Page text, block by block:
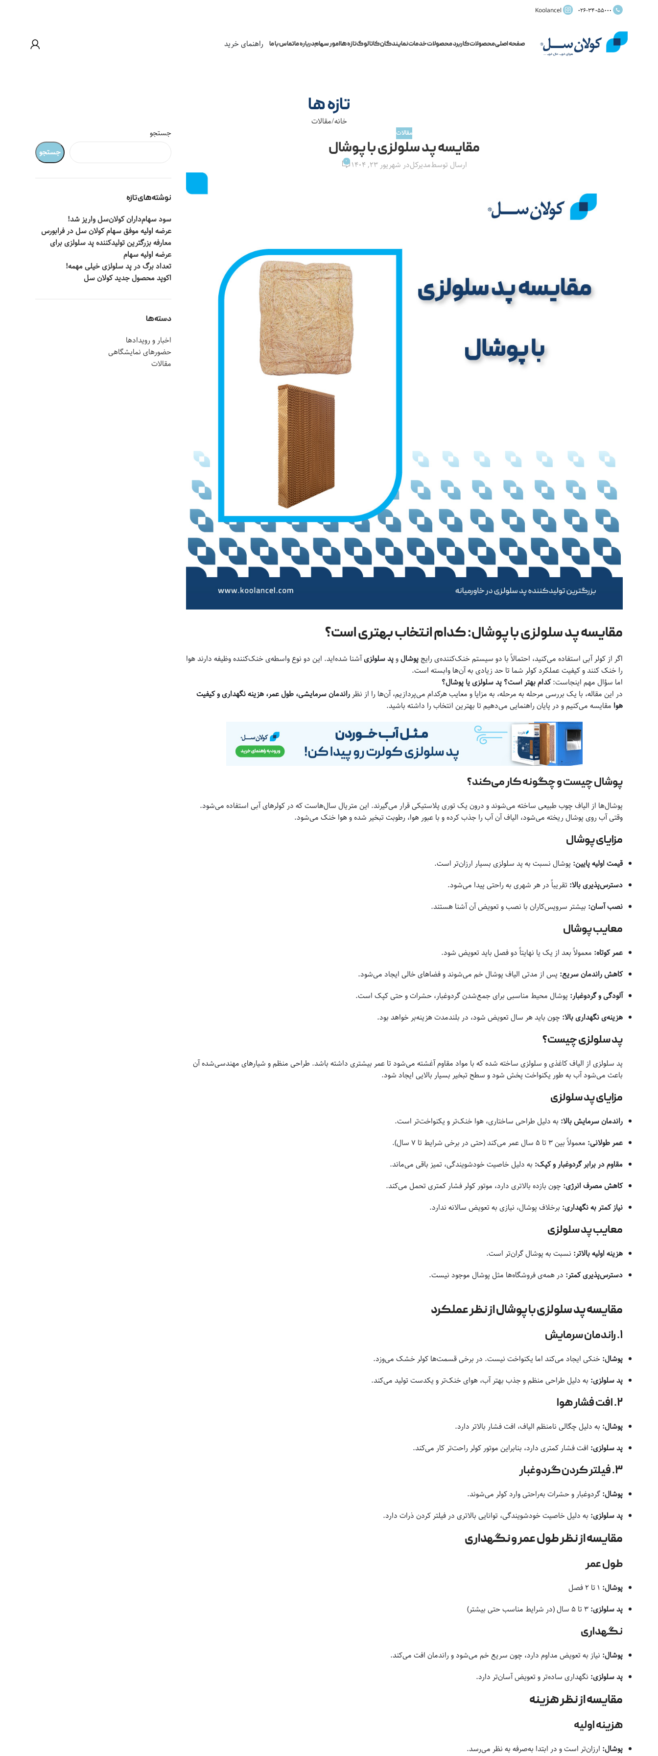
صفحه اصلیمحصولاتکاربرد محصولاتخدماتنمایندگانکاتالوگتازه هاامور سهامدرباره ماتماس با ما راهنمای خرید
تازه ها
خانه مقالات
مقالات
مقایسه پد سلولزی با پوشال
ارسال توسطمدیرکلدر شهریور ۲۳, ۱۴۰۴ 0
مقایسه پد سلولزی با پوشال: کدام انتخاب بهتری است؟
اگر از کولر آبی استفاده می‌کنید، احتمالاً با دو سیستم خنک‌کننده‌ی رایجپوشالوپد سلولزیآشنا شده‌اید. این دو نوع واسطه‌ی خنک‌کننده وظیفه دارند هوا
را خنک کنند و کیفیت عملکرد کولر شما تا حد زیادی به آن‌ها وابسته است.
اما سؤال مهم اینجاست:کدام بهتر است؟ پد سلولزی یا پوشال؟
در این مقاله، با یک بررسی مرحله به مرحله، به مزایا و معایب هرکدام می‌پردازیم، آن‌ها را از نظرراندمان سرمایشی، طول عمر، هزینه نگهداری و کیفیت
هوا مقایسه می‌کنیم و در پایان راهنمایی می‌دهیم تا بهترین انتخاب را داشته باشید.
پوشال چیست و چگونه کار می‌کند؟
پوشال‌ها از الیاف چوب طبیعی ساخته می‌شوند و درون یک توری پلاستیکی قرار می‌گیرند. این متریال سال‌هاست که در کولرهای آبی استفاده می‌شود.
وقتی آب روی پوشال ریخته می‌شود، الیاف آن آب را جذب کرده و با عبور هوا، رطوبت تبخیر شده و هوا خنک می‌شود.
مزایای پوشال
قیمت اولیه پایین: پوشال نسبت به پد سلولزی بسیار ارزان‌تر است.
دسترس‌پذیری بالا: تقریباً در هر شهری به راحتی پیدا می‌شود.
نصب آسان: بیشتر سرویس‌کاران با نصب و تعویض آن آشنا هستند.
معایب پوشال
عمر کوتاه: معمولاً بعد از یک یا نهایتاً دو فصل باید تعویض شود.
کاهش راندمان سریع: پس از مدتی الیاف پوشال خم می‌شوند و فضاهای خالی ایجاد می‌شود.
آلودگی و گردوغبار: پوشال محیط مناسبی برای جمع‌شدن گردوغبار، حشرات و حتی کپک است.
هزینه‌ی نگهداری بالا:چون باید هر سال تعویض شود، در بلندمدت هزینه‌بر خواهد بود.
پد سلولزی چیست؟
پد سلولزی از الیاف کاغذی و سلولزی ساخته شده که با مواد مقاوم آغشته می‌شود تا عمر بیشتری داشته باشد. طراحی منظم و شیارهای مهندسی‌شده آن
باعث می‌شود آب به طور یکنواخت پخش شود و سطح تبخیر بسیار بالایی ایجاد شود.
مزایای پد سلولزی
راندمان سرمایش بالا: به دلیل طراحی ساختاری، هوا خنک‌تر و یکنواخت‌تر است.
عمر طولانی: معمولاً بین ۳ تا ۵ سال عمر می‌کند (حتی در برخی شرایط تا ۷ سال).
مقاوم در برابر گردوغبار و کپک: به دلیل خاصیت خودشویندگی، تمیز باقی می‌ماند.
کاهش مصرف انرژی:چون بازده بالاتری دارد، موتور کولر فشار کمتری تحمل می‌کند.
نیاز کمتر به نگهداری: برخلاف پوشال، نیازی به تعویض سالانه ندارد.
معایب پد سلولزی
هزینه اولیه بالاتر: نسبت به پوشال گران‌تر است.
دسترس‌پذیری کمتر: در همه‌ی فروشگاه‌ها مثل پوشال موجود نیست.
مقایسه پد سلولزی با پوشال از نظر عملکرد
۱. راندمان سرمایش
پوشال:خنکی ایجاد می‌کند اما یکنواخت نیست. در برخی قسمت‌ها کولر خشک می‌وزد.
پد سلولزی: به دلیل طراحی منظم و جذب بهتر آب، هوای خنک‌تر و یکدست تولید می‌کند.
۲. افت فشار هوا
پوشال: به دلیل چگالی نامنظم الیاف، افت فشار بالاتر دارد.
پد سلولزی: افت فشار کمتری دارد، بنابراین موتور کولر راحت‌تر کار می‌کند.
۳. فیلتر کردن گردوغبار
پوشال:گردوغبار و حشرات به‌راحتی وارد کولر می‌شوند.
پد سلولزی: به دلیل خاصیت خودشویندگی، توانایی بالاتری در فیلتر کردن ذرات دارد.
مقایسه از نظر طول عمر و نگهداری
طول عمر
پوشال:
پد سلولزی:۳ تا ۵ سال (در شرایط مناسب حتی بیشتر)
نگهداری
پوشال: نیاز به تعویض مداوم دارد، چون سریع خم می‌شود و راندمان افت می‌کند.
پد سلولزی: نگهداری ساده‌تر و تعویض آسان‌تر دارد.
مقایسه از نظر هزینه
هزینه اولیه
پوشال: ارزان‌تر است و در ابتدا به‌صرفه به نظر می‌رسد.
جستجو
جستجو
نوشته‌های تازه
سود سهام‌داران کولان‌سل واریز شد!
عرضه اولیه موفق سهام کولان سل در فرابورس
معارفه بزرگترین تولیدکننده پد سلولزی برای
عرضه اولیه سهام
تعداد برگ در پد سلولزی خیلی مهمه!
اکوپد محصول جدید کولان‌ سل
دسته‌ها
اخبار و رویدادها
حضورهای نمایشگاهی
مقالات